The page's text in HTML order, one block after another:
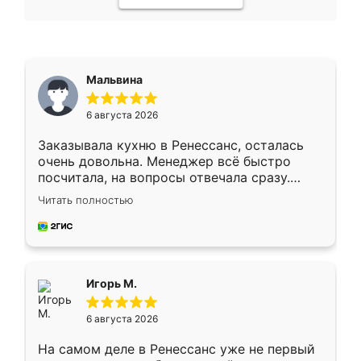
Мальвина
6 августа 2026
Заказывала кухню в Ренессанс, осталась
очень довольна. Менеджер всё быстро
посчитала, на вопросы отвечала сразу.
Замерщик приехал в субботу, подошёл к
делу со всей ответственностью. Собрали
за день, ребята работали аккуратно, даже
Читать полностью
Игорь М.
6 августа 2026
На самом деле в Ренессанс уже не первый